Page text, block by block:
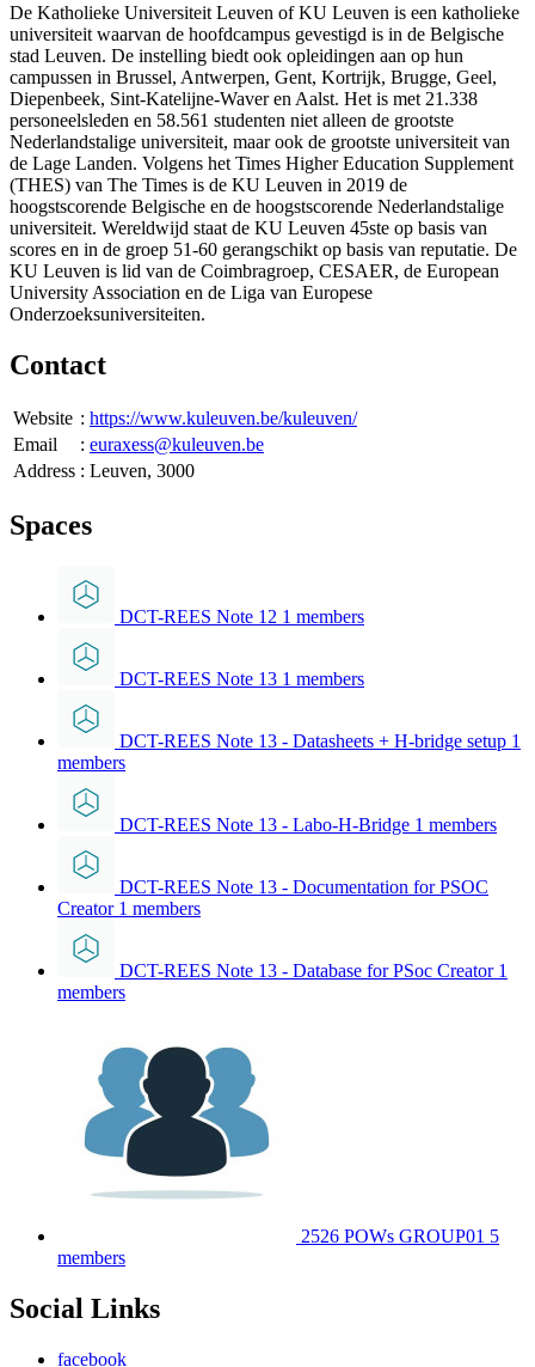
De Katholieke Universiteit Leuven of KU Leuven is een katholieke
universiteit waarvan de hoofdcampus gevestigd is in de Belgische
stad Leuven. De instelling biedt ook opleidingen aan op hun
campussen in Brussel, Antwerpen, Gent, Kortrijk, Brugge, Geel,
Diepenbeek, Sint-Katelijne-Waver en Aalst. Het is met 21.338
personeelsleden en 58.561 studenten niet alleen de grootste
Nederlandstalige universiteit, maar ook de grootste universiteit van
de Lage Landen. Volgens het Times Higher Education Supplement
(THES) van The Times is de KU Leuven in 2019 de
hoogstscorende Belgische en de hoogstscorende Nederlandstalige
universiteit. Wereldwijd staat de KU Leuven 45ste op basis van
scores en in de groep 51-60 gerangschikt op basis van reputatie. De
KU Leuven is lid van de Coimbragroep, CESAER, de European
University Association en de Liga van Europese
Onderzoeksuniversiteiten.
Contact
Website : https://www.kuleuven.be/kuleuven/
Email
: euraxess@kuleuven.be
Address : Leuven, 3000
Spaces
DCT-REES Note 12 1 members
DCT-REES Note 13 1 members
DCT-REES Note 13 - Datasheets + H-bridge setup 1
members
DCT-REES Note 13 - Labo-H-Bridge 1 members
DCT-REES Note 13 - Documentation for PSOC
Creator 1 members
DCT-REES Note 13 - Database for PSoc Creator 1
members
2526 POWs GROUP01 5
members
Social Links
facebook